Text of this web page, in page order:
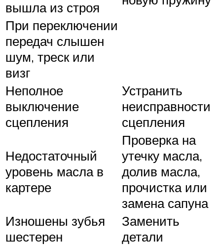
вышла из строя
При переключении
передач слышен
шум, треск или
визг
Неполное
выключение
сцепления
Устранить
неисправности
сцепления
Недостаточный
уровень масла в
картере
Проверка на
утечку масла,
долив масла,
прочистка или
замена сапуна
Изношены зубья
шестерен
Заменить
детали